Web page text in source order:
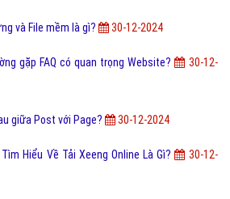
và File mềm là gì? 30-12-2024
gặp FAQ có quan trọng Website?
30-12-
giữa Post với Page? 30-12-2024
Hiểu Về Tải Xeeng Online Là Gì?
30-12-